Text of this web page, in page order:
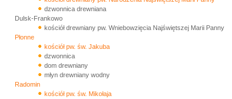
dzwonnica drewniana
Dulsk-Frankowo
kościół drewniany pw. Wniebowzięcia Najświętszej Marii Panny
Płonne
kościół pw. św. Jakuba
dzwonnica
dom drewniany
młyn drewniany wodny
Radomin
kościół pw. św. Mikołaja